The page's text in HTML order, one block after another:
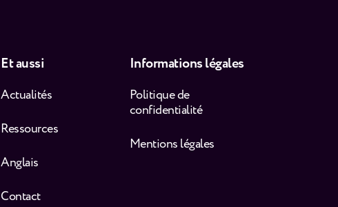
Et aussi
Actualités
Ressources
Anglais
Contact
Informations légales
Politique de
confidentialité
Mentions légales